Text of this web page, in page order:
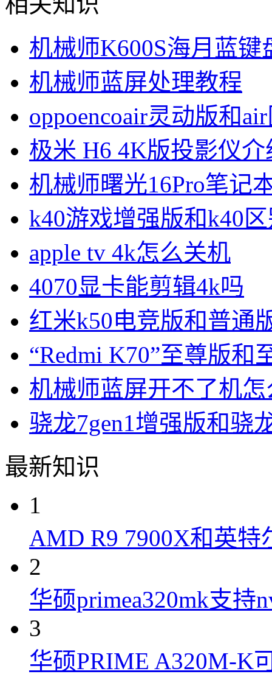
机械师K600S海月蓝键
机械师蓝屏处理教程
oppoencoair灵动版和
极米 H6 4K版投影仪介
机械师曙光16Pro笔记
k40游戏增强版和k40
apple tv 4k怎么关机
4070显卡能剪辑4k吗
红米k50电竞版和普通
“Redmi K70”至尊版和
机械师蓝屏开不了机
骁龙7gen1增强版和骁
最新知识
1
AMD R9 7900X和英特
2
华硕primea320mk支持
3
华硕PRIME A320M-K